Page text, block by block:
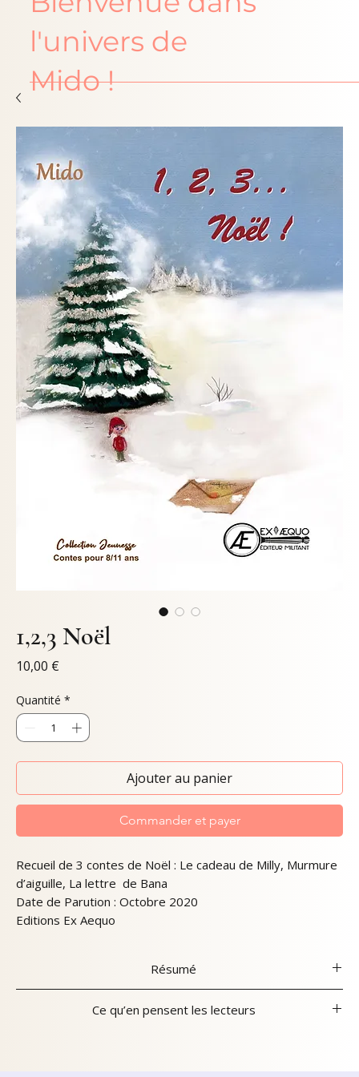
l'univers de
Mido !
1,2,3 Noël
10,00 €
Quantité *
Ajouter au panier
Commander et payer
Recueil de 3 contes de Noël : Le cadeau de Milly, Murmure
d’aiguille, La lettre de Bana
Date de Parution : Octobre 2020
Editions Ex Aequo
Résumé
d’aujourd’hui. Ils s'appellent Milly, Arthur et Bana. Ils se
Ce qu’en pensent les lecteurs